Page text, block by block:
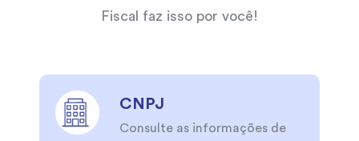
Fiscal faz isso por você!
CNPJ
Consulte as informações de